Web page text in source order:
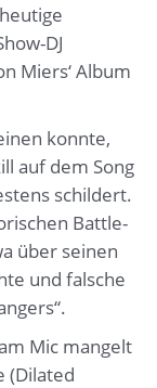
DJ
Miers‘ Album
konnte,
auf dem Song
schildert.
Battle-
über seinen
und falsche
Mic mangelt
(Dilated